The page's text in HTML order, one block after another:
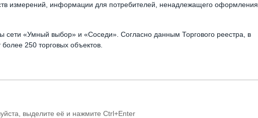
измерений, информации для потребителей, ненадлежащего оформления
сети «Умный выбор» и «Соседи». Согласно данным Торгового реестра, в
250 торговых объектов.
выделите её и нажмите Ctrl+Enter